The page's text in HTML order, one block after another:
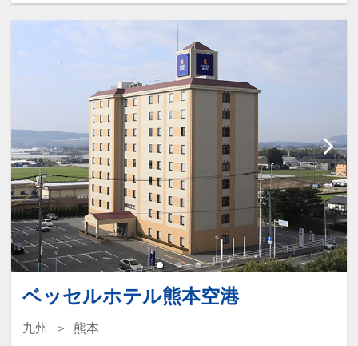
ご利用いただけます。
□営業時間：15:00～25:00/翌朝
05:00～10:00
ベッセルホテル熊本空港
九州
熊本